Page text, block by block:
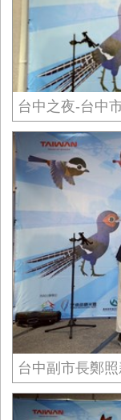
台中之夜-台中
台中副市長鄭